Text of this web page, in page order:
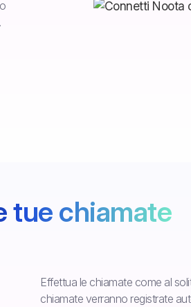
tue chiamate
Effettua le chiamate come al
chiamate verranno registrate